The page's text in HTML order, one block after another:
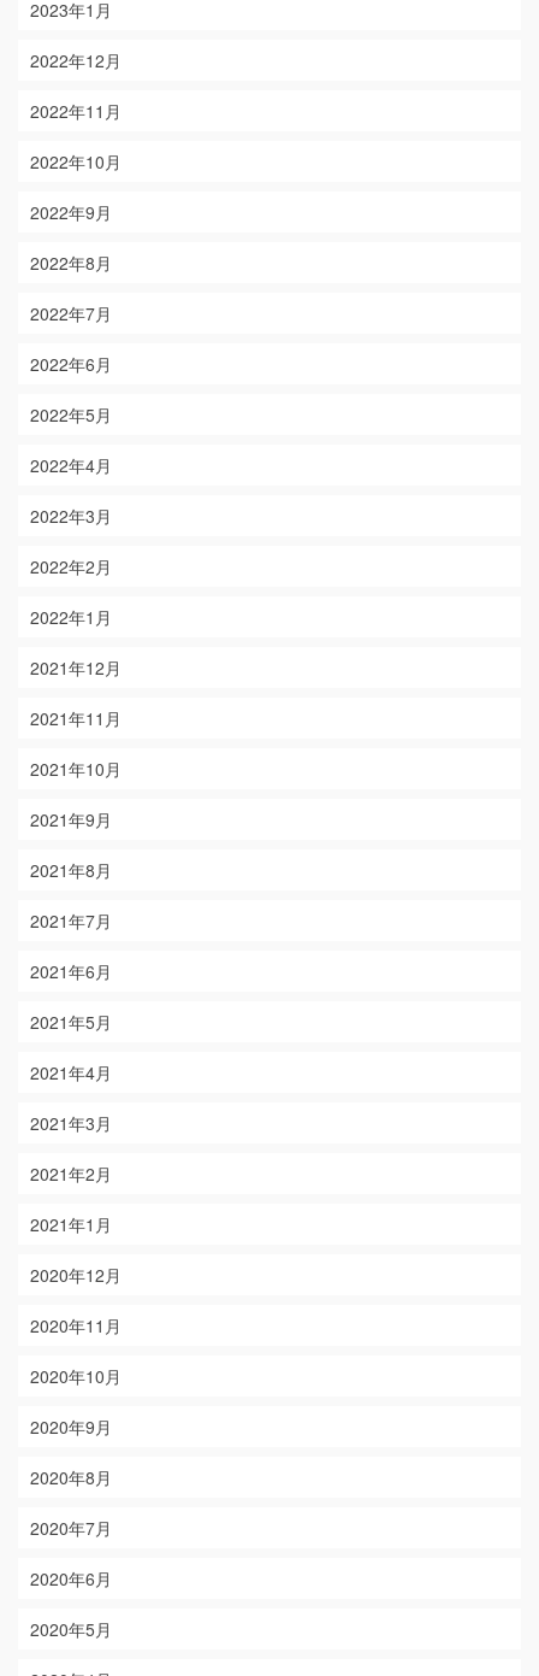
2023年1月
2022年12月
2022年11月
2022年10月
2022年9月
2022年8月
2022年7月
2022年6月
2022年5月
2022年4月
2022年3月
2022年2月
2022年1月
2021年12月
2021年11月
2021年10月
2021年9月
2021年8月
2021年7月
2021年6月
2021年5月
2021年4月
2021年3月
2021年2月
2021年1月
2020年12月
2020年11月
2020年10月
2020年9月
2020年8月
2020年7月
2020年6月
2020年5月